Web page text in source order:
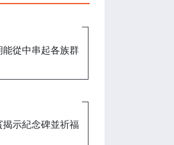
從中串起各族群
示紀念碑並祈福